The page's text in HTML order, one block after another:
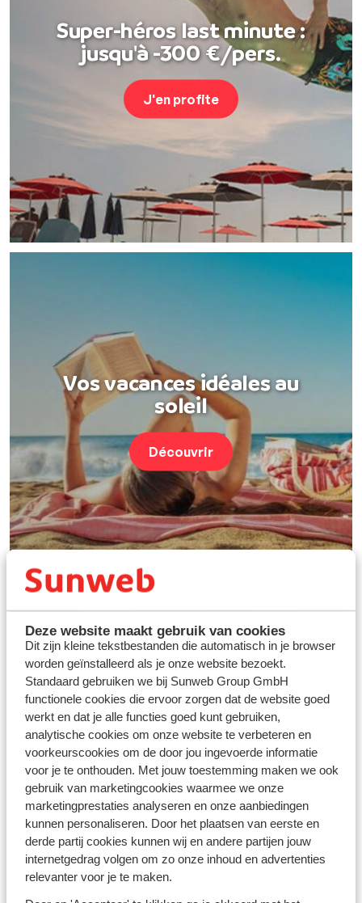
Deze website maakt gebruik van cookies
Dit zijn kleine tekstbestanden die automatisch in je browser
worden geïnstalleerd als je onze website bezoekt.
Standaard gebruiken we bij Sunweb Group GmbH
functionele cookies die ervoor zorgen dat de website goed
werkt en dat je alle functies goed kunt gebruiken,
analytische cookies om onze website te verbeteren en
voorkeurscookies om de door jou ingevoerde informatie
voor je te onthouden. Met jouw toestemming maken we ook
gebruik van marketingcookies waarmee we onze
marketingprestaties analyseren en onze aanbiedingen
kunnen personaliseren. Door het plaatsen van eerste en
derde partij cookies kunnen wij en andere partijen jouw
internetgedrag volgen om zo onze inhoud en advertenties
relevanter voor je te maken.
Super-héros last minute :
jusqu'à -300 €/pers.
J'en profite
Vos vacances idéales au
soleil
Découvrir
Vos vacances idéales au
ski
Découvrir